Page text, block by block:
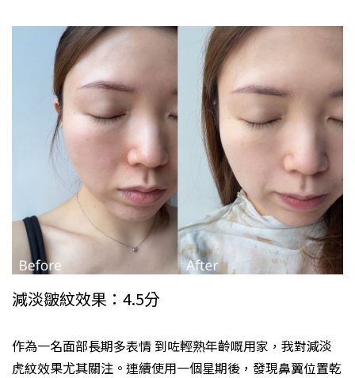
減淡皺紋效果：4.5分
作為一名面部長期多表情 到咗輕熟年齡嘅用家，我對減淡
虎紋效果尤其關注。連續使用一個星期後，發現鼻翼位置乾